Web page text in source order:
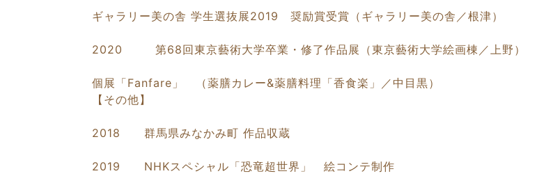
ギャラリー美の舎 学生選抜展2019 奨励賞受賞（ギャラリー美の舎／根津）
2020 第68回東京藝術大学卒業・修了作品展（東京藝術大学絵画棟／上野）
個展「Fanfare」 （薬膳カレー&薬膳料理「香食楽」／中目黒）
【その他】
2018 群馬県みなかみ町 作品収蔵
2019 NHKスペシャル「恐竜超世界」 絵コンテ制作